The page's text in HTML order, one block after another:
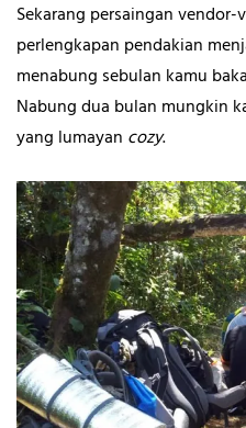
Sekarang persaingan
perlengkapan pendakian
menabung sebulan kamu
Nabung dua bulan mungkin
yang lumayan cozy.